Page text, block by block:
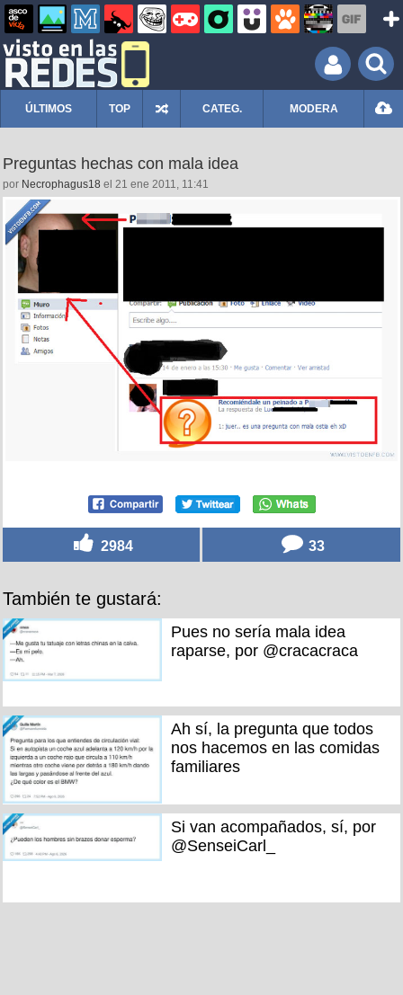
ÚLTIMOS TOP CATEG. MODERA
Preguntas hechas con mala idea
por Necrophagus18 el 21 ene 2011, 11:41
2984 33
También te gustará:
Pues no sería mala idea
raparse, por @cracacraca
Ah sí, la pregunta que todos
nos hacemos en las comidas
familiares
Si van acompañados, sí, por
@SenseiCarl_